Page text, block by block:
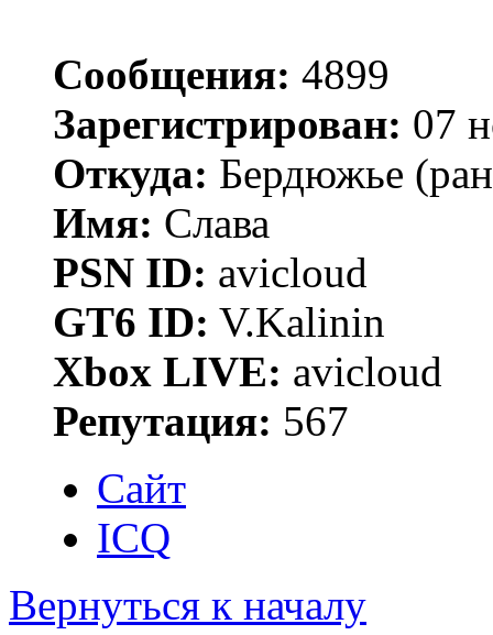
Сообщения: 4899
Зарегистрирован: 07
Откуда: Бердюжье
Имя: Слава
PSN ID: avicloud
GT6 ID: V.Kalinin
Xbox LIVE: avicloud
Репутация: 567
Сайт
ICQ
Вернуться к началу